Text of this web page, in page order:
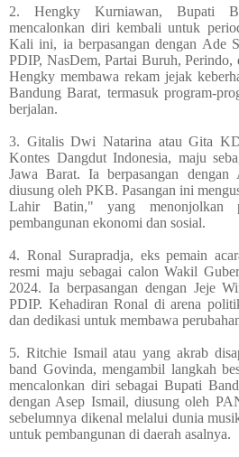
2. Hengky Kurniawan, Bupati
mencalonkan diri kembali untuk
Kali ini, ia berpasangan dengan Ade
PDIP, NasDem, Partai Buruh, Perindo,
Hengky membawa rekam jejak
Bandung Barat, termasuk program-
berjalan.
3. Gitalis Dwi Natarina atau Gita
Kontes Dangdut Indonesia, maju
Jawa Barat. Ia berpasangan
diusung oleh PKB. Pasangan ini
Lahir Batin," yang menonjolkan
pembangunan ekonomi dan sosial.
4. Ronal Surapradja, eks pemain
resmi maju sebagai calon Wakil
2024. Ia berpasangan dengan Jeje
PDIP. Kehadiran Ronal di arena
dan dedikasi untuk membawa
5. Ritchie Ismail atau yang akrab
band Govinda, mengambil langkah
mencalonkan diri sebagai Bupati
dengan Asep Ismail, diusung oleh
sebelumnya dikenal melalui dunia
untuk pembangunan di daerah asalnya.